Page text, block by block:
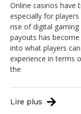
Online casinos have
especially for
rise of digital
payouts has
into what players
experience in terms
the
Lire plus